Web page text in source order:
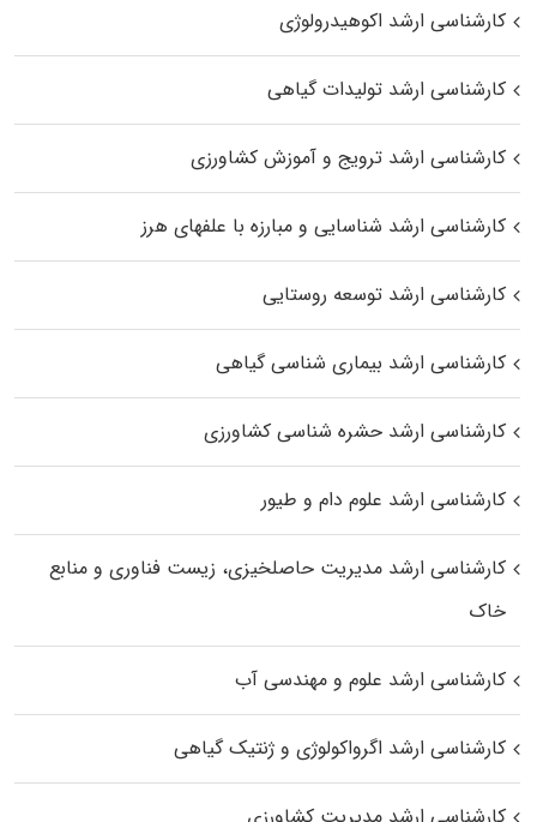
کارشناسی ارشد اکوهیدرولوژی
کارشناسی ارشد تولیدات گیاهی
کارشناسی ارشد ترویج و آموزش کشاورزی
کارشناسی ارشد شناسایی و مبارزه با علفهای هرز
کارشناسی ارشد توسعه روستایی
کارشناسی ارشد بیماری‌ شناسی گیاهی
کارشناسی ارشد حشره‌ شناسی کشاورزی
کارشناسی ارشد علوم دام و طیور
کارشناسی ارشد مدیریت حاصلخیزی، زیست فناوری و منابع
خاک
کارشناسی ارشد علوم و مهندسی آب
کارشناسی ارشد اگرواکولوژی و ژنتیک گیاهی